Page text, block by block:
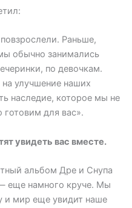
Раньше,
обычно занимались
по девочкам.
улучшение наших
наследие, которое мы не
для вас».
увидеть вас вместе.
альбом Дре и Снупа
еще намного круче. Мы
и мир еще увидит наше